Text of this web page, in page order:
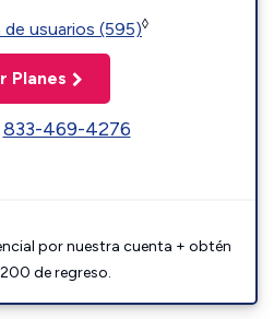
usuarios (595)◊
Planes
833-469-4276
por nuestra cuenta + obtén
de regreso.